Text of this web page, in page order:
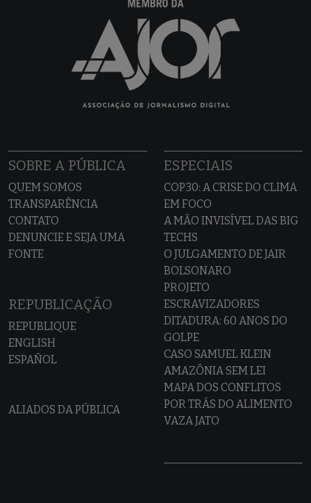
SOBRE A PÚBLICA
QUEM SOMOS
TRANSPARÊNCIA
CONTATO
DENUNCIE E SEJA UMA
FONTE
REPUBLICAÇÃO
REPUBLIQUE
ENGLISH
ESPAÑOL
ALIADOS DA PÚBLICA
ESPECIAIS
COP30: A CRISE DO CLIMA
EM FOCO
A MÃO INVISÍVEL DAS BIG
TECHS
O JULGAMENTO DE JAIR
BOLSONARO
PROJETO
ESCRAVIZADORES
DITADURA: 60 ANOS DO
GOLPE
CASO SAMUEL KLEIN
AMAZÔNIA SEM LEI
MAPA DOS CONFLITOS
POR TRÁS DO ALIMENTO
VAZA JATO